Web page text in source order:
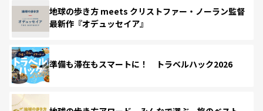
地球の歩き方 meets クリストファー・ノーラン監督
最新作『オデュッセイア』
準備も滞在もスマートに！ トラベルハック2026